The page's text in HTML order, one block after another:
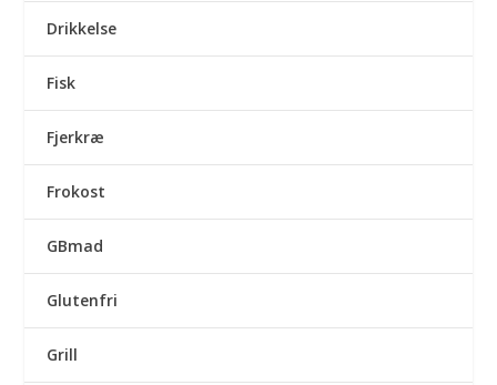
Drikkelse
Fisk
Fjerkræ
Frokost
GBmad
Glutenfri
Grill